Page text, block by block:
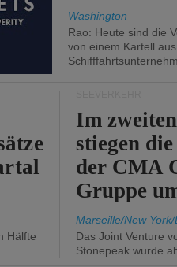
Washington
Rao: Heute sind die
von einem Kartell
Hälfte
Im
stiegen
der CMA
Gruppe
Marseille/New
Das Joint Venture
Stonepeak wurde